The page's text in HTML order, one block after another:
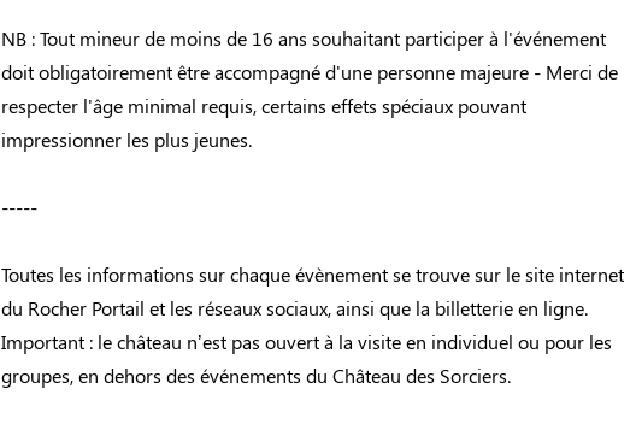
NB : Tout mineur de moins de 16 ans souhaitant participer à l'événement
doit obligatoirement être accompagné d'une personne majeure - Merci de
respecter l'âge minimal requis, certains effets spéciaux pouvant
impressionner les plus jeunes.
-----
Toutes les informations sur chaque évènement se trouve sur le site internet
du Rocher Portail et les réseaux sociaux, ainsi que la billetterie en ligne.
Important : le château n’est pas ouvert à la visite en individuel ou pour les
groupes, en dehors des événements du Château des Sorciers.